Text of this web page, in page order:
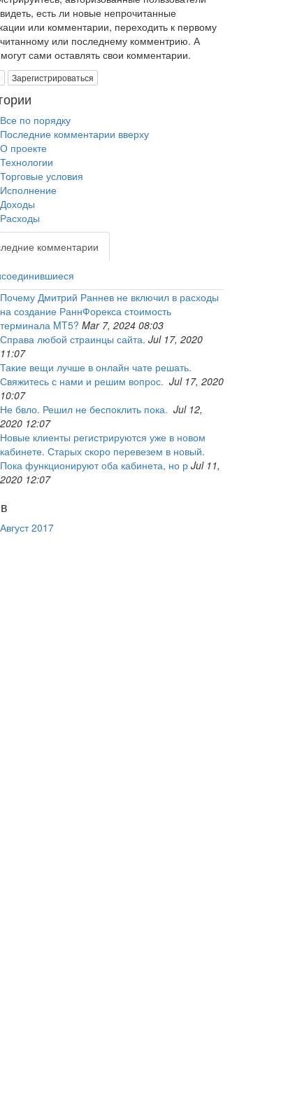
есть ли новые непрочитанные
или комментарии, переходить к первому
или последнему комментрию. А
сами оставлять свои комментарии.
Зарегистрироваться
Все по порядку
Последние комментарии вверху
О проекте
Технологии
Торговые условия
Исполнение
Доходы
Расходы
комментарии
Почему Дмитрий Раннев не включил в расходы
на создание РаннФорекса стоимость
терминала MT5? Mar 7, 2024 08:03
Справа любой страинцы сайта. Jul 17, 2020
11:07
Такие вещи лучше в онлайн чате решать.
Свяжитесь с нами и решим вопрос. Jul 17, 2020
10:07
Не бвло. Решил не беспоклить пока. Jul 12,
2020 12:07
Новые клиенты регистрируются уже в новом
кабинете. Старых скоро перевезем в новый.
Пока функционируют оба кабинета, но р Jul 11,
2020 12:07
Август 2017